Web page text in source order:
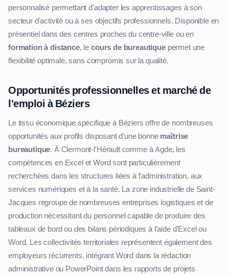
personnalisé permettant d'adapter les apprentissages à son
secteur d'activité ou à ses objectifs professionnels. Disponible en
présentiel dans des centres proches du centre-ville ou en
formation à distance, lecours de bureautiquepermet une
flexibilité optimale, sans compromis sur la qualité.
Opportunités professionnelles et marché de
l'emploi à Béziers
Le tissu économique spécifique à Béziers offre de nombreuses
opportunités aux profils disposant d'une bonne maîtrise
bureautique. À Clermont-l'Hérault comme à Agde, les
compétences en Excel et Word sont particulièrement
recherchées dans les structures liées à l'administration, aux
services numériques et à la santé. La zone industrielle de Saint-
Jacques regroupe de nombreuses entreprises logistiques et de
production nécessitant du personnel capable de produire des
tableaux de bord ou des bilans périodiques à l'aide d'Excel ou
Word. Les collectivités territoriales représentent également des
employeurs récurrents, intégrant Word dans la rédaction
administrative ou PowerPoint dans les rapports de projets